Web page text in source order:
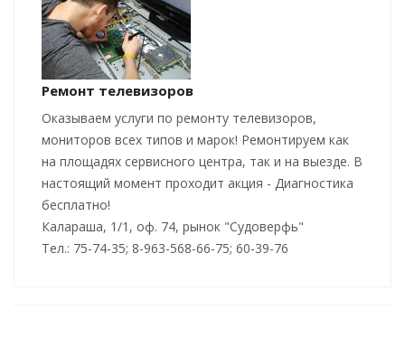
Ремонт телевизоров
Оказываем услуги по ремонту телевизоров,
мониторов всех типов и марок! Ремонтируем как
на площадях сервисного центра, так и на выезде. В
настоящий момент проходит акция - Диагностика
бесплатно!
Калараша, 1/1, оф. 74, рынок "Судоверфь"
Тел.: 75-74-35; 8-963-568-66-75; 60-39-76